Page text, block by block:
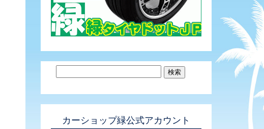
カーショップ緑公式アカウント